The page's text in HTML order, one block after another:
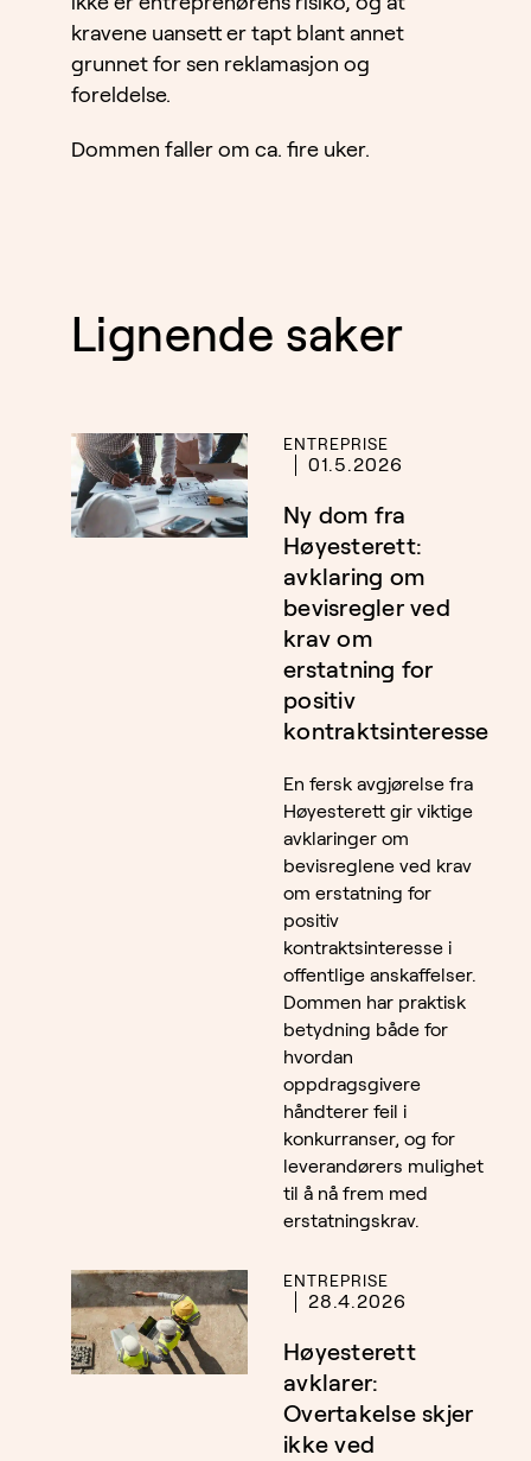
kravene uansett er tapt blant annet
grunnet for sen reklamasjon og
foreldelse.
Dommen faller om ca. fire uker.
Lignende saker
ENTREPRISE
01.5.2026
Ny dom fra
Høyesterett:
avklaring om
bevisregler ved
krav om
erstatning for
positiv
kontraktsinteresse
En fersk avgjørelse fra
Høyesterett gir viktige
avklaringer om
bevisreglene ved krav
om erstatning for
positiv
kontraktsinteresse i
offentlige anskaffelser.
Dommen har praktisk
betydning både for
hvordan
oppdragsgivere
håndterer feil i
konkurranser, og for
leverandørers mulighet
til å nå frem med
erstatningskrav.
ENTREPRISE
28.4.2026
Høyesterett
avklarer:
Overtakelse skjer
ikke ved